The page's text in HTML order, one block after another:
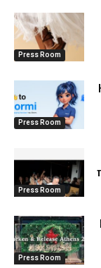
Press Room
Press Room
Press Room
Press Room